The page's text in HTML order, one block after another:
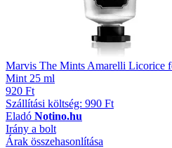
Marvis The Mints Amarelli Licorice
Mint 25 ml
920 Ft
Szállítási költség: 990 Ft
Eladó Notino.hu
Irány a bolt
Árak összehasonlítása